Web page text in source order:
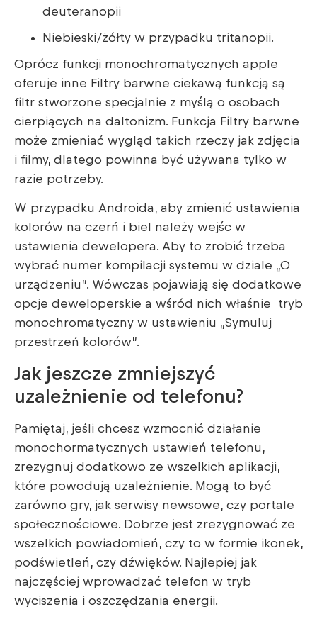
deuteranopii
Niebieski/żółty w przypadku tritanopii.
Oprócz funkcji monochromatycznych apple
oferuje inne Filtry barwne ciekawą funkcją są
filtr stworzone specjalnie z myślą o osobach
cierpiących na daltonizm. Funkcja Filtry barwne
może zmieniać wygląd takich rzeczy jak zdjęcia
i filmy, dlatego powinna być używana tylko w
razie potrzeby.
W przypadku Androida, aby zmienić ustawienia
kolorów na czerń i biel należy wejśc w
ustawienia dewelopera. Aby to zrobić trzeba
wybrać numer kompilacji systemu w dziale „O
urządzeniu”. Wówczas pojawiają się dodatkowe
opcje deweloperskie a wśród nich właśnie tryb
monochromatyczny w ustawieniu „Symuluj
przestrzeń kolorów”.
Jak jeszcze zmniejszyć
uzależnienie od telefonu?
Pamiętaj, jeśli chcesz wzmocnić działanie
monochormatycznych ustawień telefonu,
zrezygnuj dodatkowo ze wszelkich aplikacji,
które powodują uzależnienie. Mogą to być
zarówno gry, jak serwisy newsowe, czy portale
społecznościowe. Dobrze jest zrezygnować ze
wszelkich powiadomień, czy to w formie ikonek,
podświetleń, czy dźwięków. Najlepiej jak
najczęściej wprowadzać telefon w tryb
wyciszenia i oszczędzania energii.